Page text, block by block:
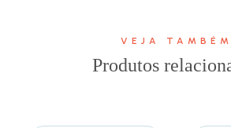
VEJA TAMBÉM
Produtos